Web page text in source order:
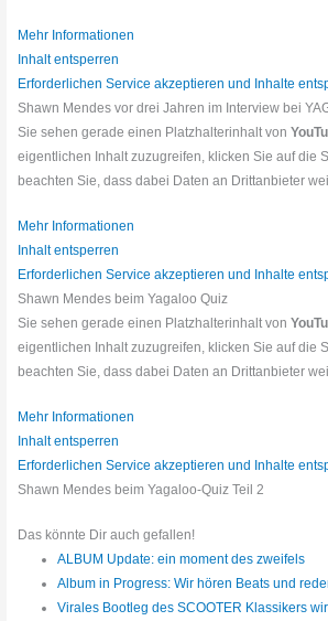
Mehr Informationen
Inhalt entsperren
Erforderlichen Service akzeptieren und Inhalte
Shawn Mendes vor drei Jahren im Interview bei
Sie sehen gerade einen Platzhalterinhalt von
eigentlichen Inhalt zuzugreifen, klicken Sie auf die
beachten Sie, dass dabei Daten an Drittanbieter
Mehr Informationen
Inhalt entsperren
Erforderlichen Service akzeptieren und Inhalte
Shawn Mendes beim Yagaloo Quiz
Sie sehen gerade einen Platzhalterinhalt von
eigentlichen Inhalt zuzugreifen, klicken Sie auf die
beachten Sie, dass dabei Daten an Drittanbieter
Mehr Informationen
Inhalt entsperren
Erforderlichen Service akzeptieren und Inhalte
Shawn Mendes beim Yagaloo-Quiz Teil 2
Das könnte Dir auch gefallen!
ALBUM Update: ein moment des zweifels
Album in Progress: Wir hören Beats und
Virales Bootleg des SCOOTER Klassikers